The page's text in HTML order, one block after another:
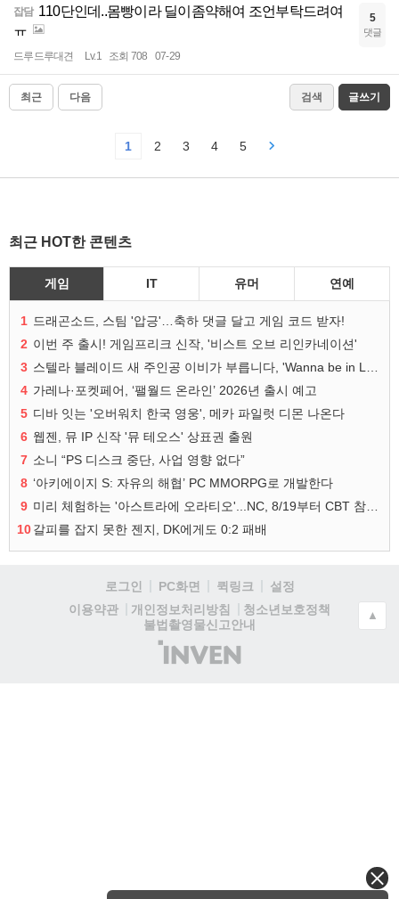
잡담 110단인데..몸빵이라 딜이좀약해여 조언부탁드려여
ㅠ
드루드루대견 Lv.1 조회 708 07-29
5
댓글
최근 다음 검색 글쓰기
1 2 3 4 5
최근 HOT한 콘텐츠
게임 IT 유머 연예
1 드래곤소드, 스팀 '압긍'…축하 댓글 달고 게임 코드 받자!
2 이번 주 출시! 게임프리크 신작, '비스트 오브 리인카네이션'
3
4 가레나·포켓페어, ‘팰월드 온라인’ 2026년 출시 예고
5 디바 잇는 '오버워치 한국 영웅', 메카 파일럿 디몬 나온다
6 웹젠, 뮤 IP 신작 '뮤 테오스' 상표권 출원
7 소니 “PS 디스크 중단, 사업 영향 없다”
8 ‘아키에이지 S: 자유의 해협’ PC MMORPG로 개발한다
9
10갈피를 잡지 못한 젠지, DK에게도 0:2 패배
로그인 PC화면 퀵링크
설정
이용약관
개인정보처리방침
청소년보호정책
불법촬영물신고안내
(주)
인
▲